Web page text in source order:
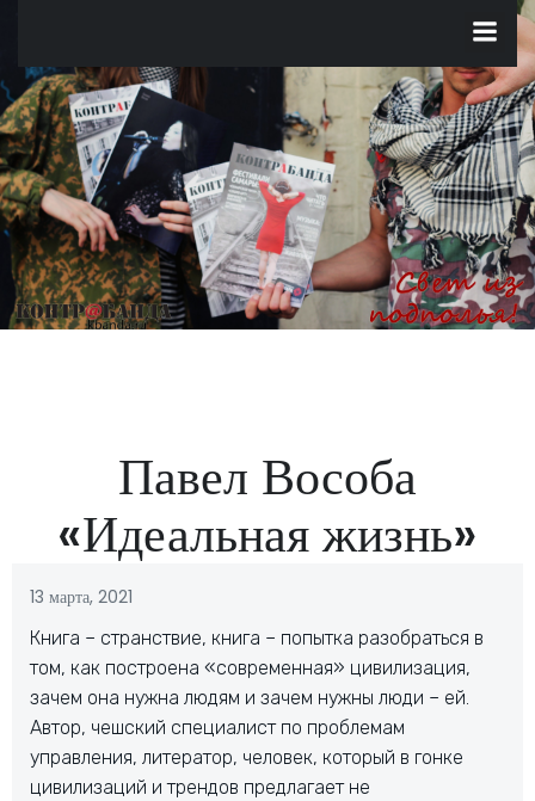
содержимому
Павел Вособа
«Идеальная жизнь»
13 марта, 2021
Книга – странствие, книга – попытка разобраться в
том, как построена «современная» цивилизация,
зачем она нужна людям и зачем нужны люди – ей.
Автор, чешский специалист по проблемам
управления, литератор, человек, который в гонке
цивилизаций и трендов предлагает не